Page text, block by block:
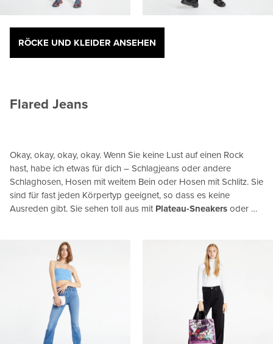
RÖCKE UND KLEIDER ANSEHEN
Flared Jeans
Okay, okay, okay, okay. Wenn Sie keine Lust auf einen Rock
hast, habe ich etwas für dich – Schlagjeans oder andere
Schlaghosen, Hosen mit weitem Bein oder Hosen mit Schlitz. Sie
sind für fast jeden Körpertyp geeignet, so dass es keine
Ausreden gibt. Sie sehen toll aus mit Plateau-Sneakers oder …